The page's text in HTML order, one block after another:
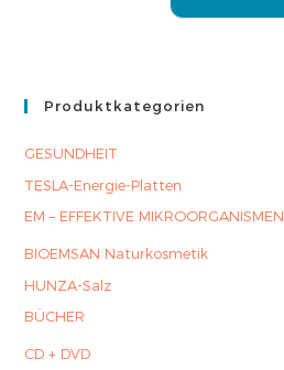
Produktkategorien
GESUNDHEIT
TESLA-Energie-Platten
EM – EFFEKTIVE MIKROORGANISMEN
BIOEMSAN Naturkosmetik
HUNZA-Salz
BÜCHER
CD + DVD